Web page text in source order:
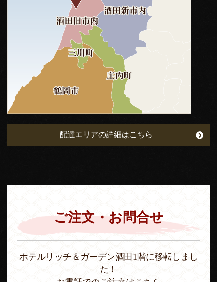
配達エリアの詳細はこちら
ご注文・お問合せ
ホテルリッチ＆ガーデン酒田1階に移転しまし
た！